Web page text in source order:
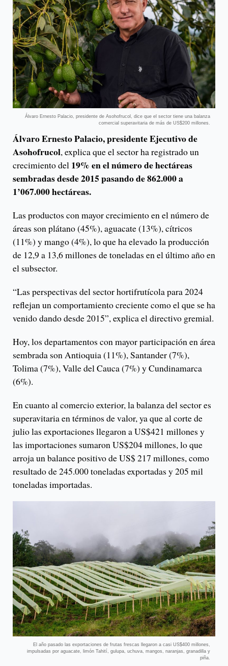
Álvaro Ernesto Palacio, presidente de Asohofrucol, dice que el sector tiene una balanza
comercial superavitaria de más de US$200 millones.
Álvaro Ernesto Palacio, presidente Ejecutivo de
Asohofrucol, explica que el sector ha registrado un
crecimiento del 19% en el número de hectáreas
sembradas desde 2015 pasando de 862.000 a
1’067.000 hectáreas.
Las productos con mayor crecimiento en el número de
áreas son plátano (45%), aguacate (13%), cítricos
(11%) y mango (4%), lo que ha elevado la producción
de 12,9 a 13,6 millones de toneladas en el último año en
el subsector.
“Las perspectivas del sector hortifrutícola para 2024
reflejan un comportamiento creciente como el que se ha
venido dando desde 2015”, explica el directivo gremial.
Hoy, los departamentos con mayor participación en área
sembrada son Antioquia (11%), Santander (7%),
Tolima (7%), Valle del Cauca (7%) y Cundinamarca
(6%).
En cuanto al comercio exterior, la balanza del sector es
superavitaria en términos de valor, ya que al corte de
julio las exportaciones llegaron a US$421 millones y
las importaciones sumaron US$204 millones, lo que
arroja un balance positivo de US$ 217 millones, como
resultado de 245.000 toneladas exportadas y 205 mil
toneladas importadas.
El año pasado las exportaciones de frutas frescas llegaron a casi US$400 millones,
impulsadas por aguacate, limón Tahití, gulupa, uchuva, mangos, naranjas, granadilla y
piña.